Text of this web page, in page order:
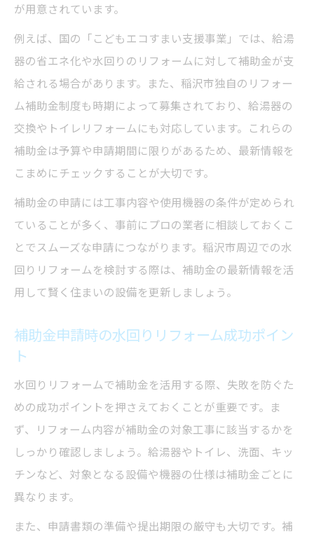
が用意されています。
例えば、国の「こどもエコすまい支援事業」では、給湯
器の省エネ化や水回りのリフォームに対して補助金が支
給される場合があります。また、稲沢市独自のリフォー
ム補助金制度も時期によって募集されており、給湯器の
交換やトイレリフォームにも対応しています。これらの
補助金は予算や申請期間に限りがあるため、最新情報を
こまめにチェックすることが大切です。
補助金の申請には工事内容や使用機器の条件が定められ
ていることが多く、事前にプロの業者に相談しておくこ
とでスムーズな申請につながります。稲沢市周辺での水
回りリフォームを検討する際は、補助金の最新情報を活
用して賢く住まいの設備を更新しましょう。
補助金申請時の水回りリフォーム成功ポイン
ト
水回りリフォームで補助金を活用する際、失敗を防ぐた
めの成功ポイントを押さえておくことが重要です。ま
ず、リフォーム内容が補助金の対象工事に該当するかを
しっかり確認しましょう。給湯器やトイレ、洗面、キッ
チンなど、対象となる設備や機器の仕様は補助金ごとに
異なります。
また、申請書類の準備や提出期限の厳守も大切です。補